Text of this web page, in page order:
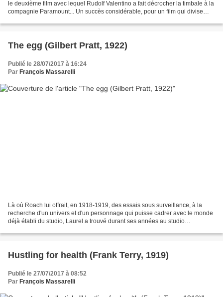
le deuxième film avec lequel Rudolf Valentino a fait décrocher la timbale à la
compagnie Paramount... Un succès considérable, pour un film qui divise
The egg (Gilbert Pratt, 1922)
Publié le 28/07/2017 à 16:24
Par François Massarelli
Là où Roach lui offrait, en 1918-1919, des essais sous surveillance, à la
recherche d'un univers et d'un personnage qui puisse cadrer avec le monde
déjà établi du studio, Laurel a trouvé durant ses années au studio
Hustling for health (Frank Terry, 1919)
Publié le 27/07/2017 à 08:52
Par François Massarelli